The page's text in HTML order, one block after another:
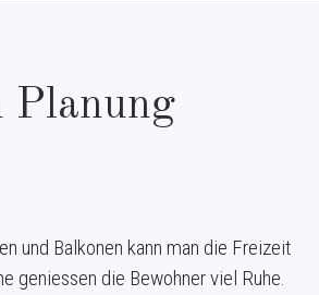
Planung
und Balkonen kann man die Freizeit
geniessen die Bewohner viel Ruhe.